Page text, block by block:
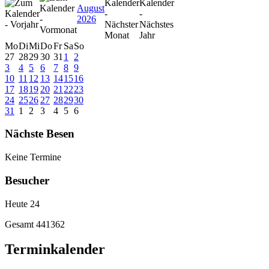
August
2026
MoDiMiDoFr SaSo
27 282930 31 1
2
3
4 5 6 7 8 9
10 11 12 13 141516
17 1819 20 21 2223
24 2526 27 282930
31
1 2 3 4 5 6
Nächste Besen
Keine Termine
Besucher
Heute 24
Gesamt 441362
Terminkalender